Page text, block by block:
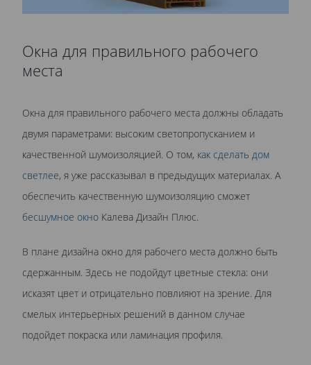
Окна для правильного рабочего
места
Окна для правильного рабочего места должны обладать
двумя параметрами: высоким светопропусканием и
качественной шумоизоляцией. О том, как сделать дом
светлее, я уже рассказывал в предыдущих материалах. А
обеспечить качественную шумоизоляцию сможет
бесшумное окно Калева Дизайн Плюс.
В плане дизайна окно для рабочего места должно быть
сдержанным. Здесь не подойдут цветные стекла: они
исказят цвет и отрицательно повлияют на зрение. Для
смелых интерьерных решений в данном случае
подойдет покраска или ламинация профиля.